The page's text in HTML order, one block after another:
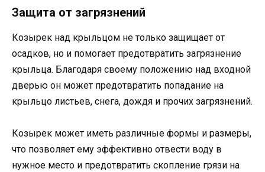
Защита от загрязнений
Козырек над крыльцом не только защищает от
осадков, но и помогает предотвратить загрязнение
крыльца. Благодаря своему положению над входной
дверью он может предотвратить попадание на
крыльцо листьев, снега, дождя и прочих загрязнений.
Козырек может иметь различные формы и размеры,
что позволяет ему эффективно отвести воду в
нужное место и предотвратить скопление грязи на